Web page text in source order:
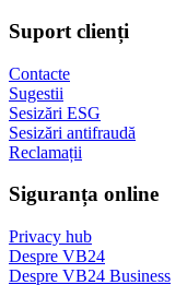
Suport clienți
Contacte
Sugestii
Sesizări ESG
Sesizări antifraudă
Reclamații
Siguranța online
Privacy hub
Despre VB24
Despre VB24 Business